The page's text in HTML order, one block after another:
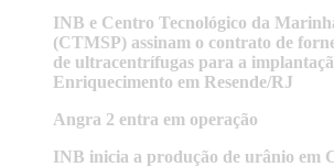
INB e Centro Tecnológico da
(CTMSP) assinam o contrato de
de ultracentrífugas para a
Enriquecimento em Resende/RJ
Angra 2 entra em operação
INB inicia a produção de urânio em